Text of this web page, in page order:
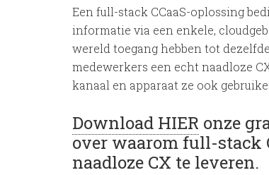
Een full-stack CCaaS-oplossing
informatie via een enkele,
wereld toegang hebben tot
medewerkers een echt naadloze
kanaal en apparaat ze ook
Download HIER onze
over waarom full-stack
naadloze CX te leveren.